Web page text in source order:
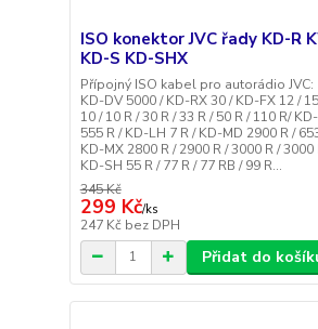
ISO konektor JVC řady KD-R
KD-S KD-SHX
Přípojný ISO kabel pro autorádio
KD-DV 5000 / KD-RX 30 / KD-FX 12 /
10 / 10 R / 30 R / 33 R / 50 R / 110 R/
555 R / KD-LH 7 R / KD-MD 2900 R /
KD-MX 2800 R / 2900 R / 3000 R /
KD-SH 55 R / 77 R / 77 RB / 99 R...
345 Kč
299 Kč/ks
247 Kč bez DPH
Přidat do